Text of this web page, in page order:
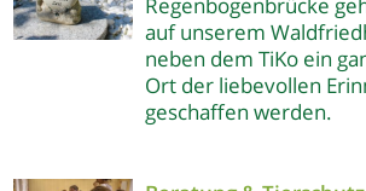
auf unserem
neben dem TiKo ein
Ort der liebevollen
geschaffen werden.